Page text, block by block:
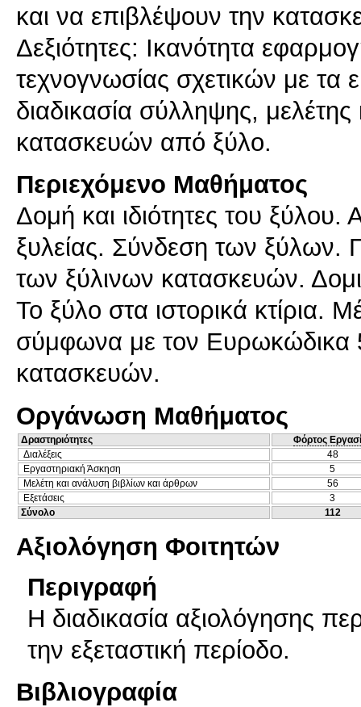
και να επιβλέψουν την
Δεξιότητες: Ικανότητα
τεχνογνωσίας σχετικών με τα
διαδικασία σύλληψης,
κατασκευών από ξύλο.
Περιεχόμενο Μαθήματος
Δομή και ιδιότητες του ξύλου.
ξυλείας. Σύνδεση των ξύλων.
των ξύλινων κατασκευών.
Το ξύλο στα ιστορικά κτίρια.
σύμφωνα με τον Ευρωκώδικα
κατασκευών.
Οργάνωση Μαθήματος
Δραστηριότητες
Φόρτος
Διαλέξεις
48
Εργαστηριακή Άσκηση
5
Μελέτη και ανάλυση βιβλίων και άρθρων
56
Εξετάσεις
3
Σύνολο
112
Αξιολόγηση Φοιτητών
Περιγραφή
Η διαδικασία αξιολόγησης
την εξεταστική περίοδο.
Βιβλιογραφία